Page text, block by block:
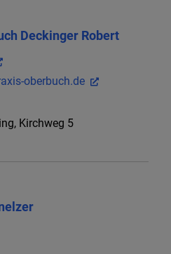
Deckinger Robert
oberbuch.de
, Kirchweg 5